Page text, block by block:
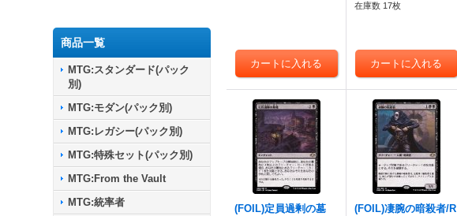
商品一覧
MTG:スタンダード(パック
別)
MTG:モダン(パック別)
MTG:レガシー(パック別)
MTG:特殊セット(パック別)
MTG:From the Vault
MTG:統率者
在庫数 17枚
(FOIL)定員過剰の墓
(FOIL)凄腕の暗殺者/R